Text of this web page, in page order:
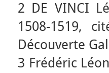
2 DE VINCI
1508-1519,
Découverte
3 Frédéric